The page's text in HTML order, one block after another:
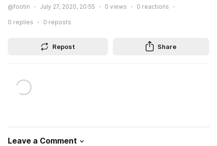
@footin July 27, 2020, 20:55 0 views 0 reactions
0 replies 0 reposts
Repost Share
Leave a Comment